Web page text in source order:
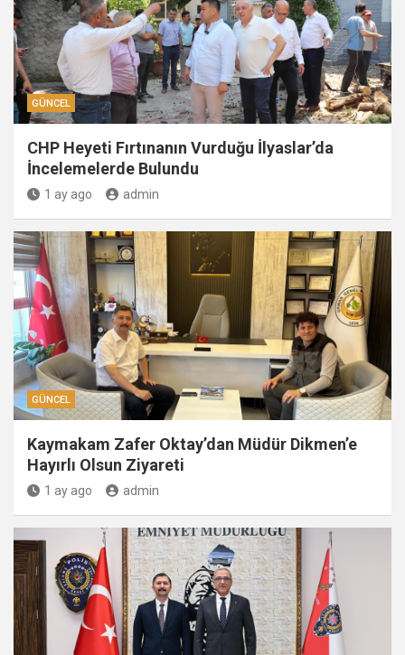
GÜNCEL
CHP Heyeti Fırtınanın Vurduğu İlyaslar’da
İncelemelerde Bulundu
1 ay ago admin
GÜNCEL
Kaymakam Zafer Oktay’dan Müdür Dikmen’e
Hayırlı Olsun Ziyareti
1 ay ago admin